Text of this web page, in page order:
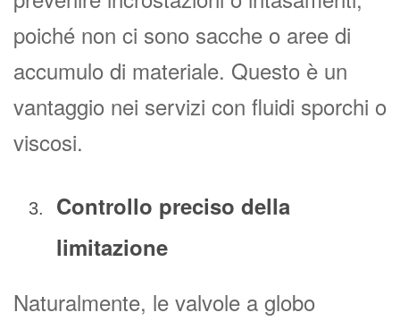
poiché non ci sono sacche o aree di
accumulo di materiale. Questo è un
vantaggio nei servizi con fluidi sporchi o
viscosi.
Controllo preciso della
limitazione
Naturalmente, le valvole a globo